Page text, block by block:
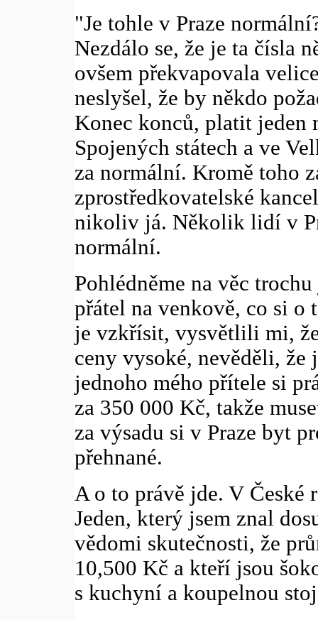
"Je tohle v Praze
Nezdálo se, že je ta čísla
ovšem překvapovala
neslyšel, že by někdo
Konec konců, platit jeden
Spojených státech a ve
za normální. Kromě toho
zprostředkovatelské
nikoliv já. Několik lidí v
normální.
Pohlédněme na věc
přátel na venkově, co si o
je vzkřísit, vysvětlili mi,
ceny vysoké, nevěděli, že
jednoho mého přítele si
za 350 000 Kč, takže
za výsadu si v Praze byt
přehnané.
A o to právě jde. V České
Jeden, který jsem znal
vědomi skutečnosti, že
10,500 Kč a kteří jsou
s kuchyní a koupelnou